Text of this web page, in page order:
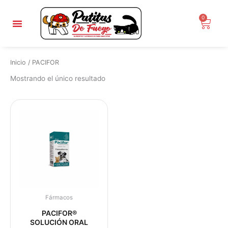
contenido
0
Inicio / PACIFOR
Mostrando el único resultado
Fármacos
PACIFOR®
SOLUCIÓN ORAL